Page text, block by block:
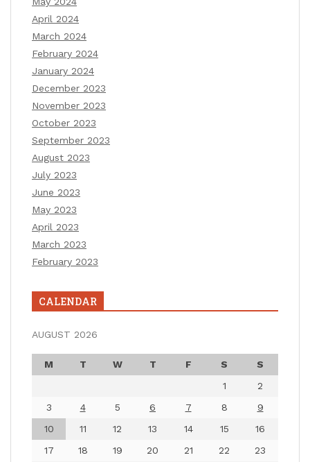
April 2024
March 2024
February 2024
January 2024
December 2023
November 2023
October 2023
September 2023
August 2023
July 2023
June 2023
May 2023
April 2023
March 2023
February 2023
CALENDAR
AUGUST 2026
M T W T F S
S
1
2
3
4 5 6 7 8
9
10
11 12 13 14 15
16
17
18 19 20 21 22
23